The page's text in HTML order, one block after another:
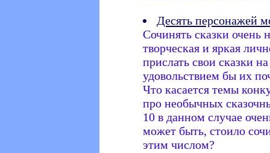
Десять персонажей
Сочинять сказки очень
творческая и яркая
прислать свои сказки
удовольствием бы их
Что касается темы
про необычных
10 в данном случае
может быть, стоило
этим числом?